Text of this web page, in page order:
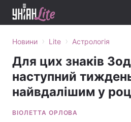
Новини › Lite › Астрологія
Для цих знаків
наступний
найвдалішим у
ВІОЛЕТТА ОРЛОВА